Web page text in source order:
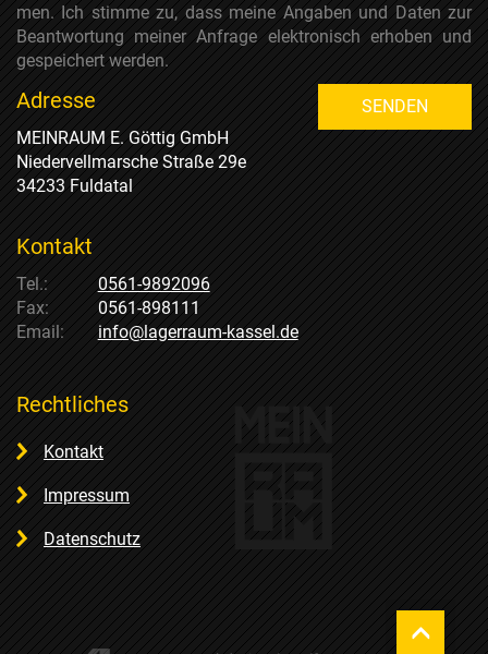
men. Ich stimme zu, dass meine Angaben und Daten zur
Beantwortung meiner Anfrage elektronisch erhoben und
gespeichert werden.
SENDEN
Adresse
MEINRAUM E. Göttig GmbH
Niedervellmarsche Straße 29e
34233 Fuldatal
Kontakt
Tel.:
Fax:
Email:
0561-9892096
0561-898111
info@lagerraum-kassel.de
Rechtliches
Kontakt
Impressum
Datenschutz